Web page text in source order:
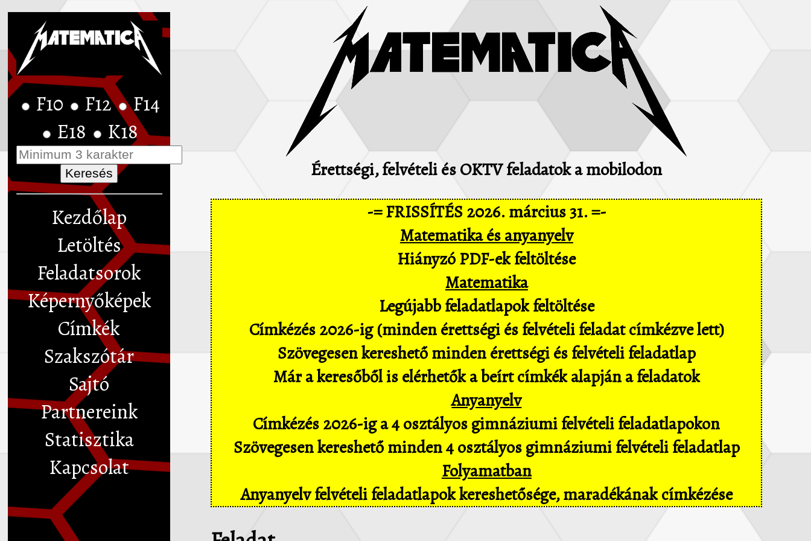
F10 F12
F14
E18
K18
Kezdőlap
Letöltés
Feladatsorok
Képernyőképek
Címkék
Szakszótár
Sajtó
Partnereink
Statisztika
Kapcsolat
Érettségi, felvételi és OKTV feladatok a mobilodon
-= FRISSÍTÉS 2026. március 31. =-
Matematika és anyanyelv
Hiányzó PDF-ek feltöltése
Matematika
Legújabb feladatlapok feltöltése
Címkézés 2026-ig (minden érettségi és felvételi feladat címkézve lett)
Szövegesen kereshető minden érettségi és felvételi feladatlap
Már a keresőből is elérhetők a beírt címkék alapján a feladatok
Anyanyelv
Címkézés 2026-ig a 4 osztályos gimnáziumi felvételi feladatlapokon
Szövegesen kereshető minden 4 osztályos gimnáziumi felvételi feladatlap
Folyamatban
Anyanyelv felvételi feladatlapok kereshetősége, maradékának címkézése